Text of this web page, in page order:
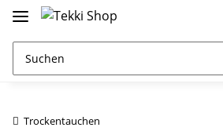
Trockentauchen